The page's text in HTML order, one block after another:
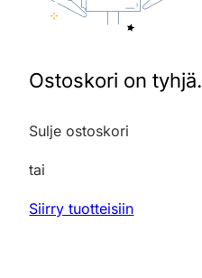
Ostoskori on tyhjä.
Sulje ostoskori
tai
Siirry tuotteisiin